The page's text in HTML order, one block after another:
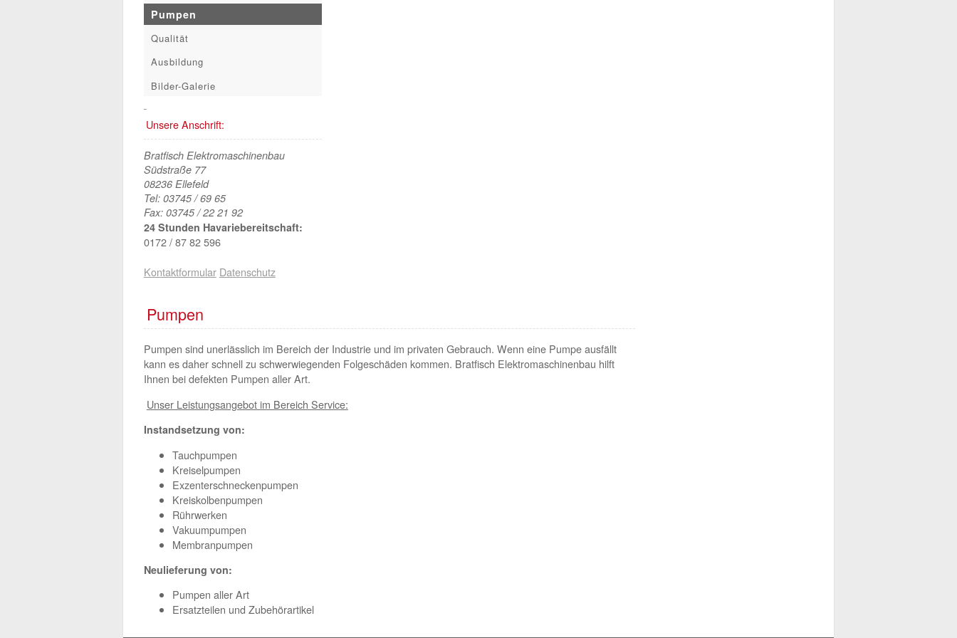
Pumpen
Qualität
Ausbildung
Bilder-Galerie
Unsere Anschrift:
Bratfisch Elektromaschinenbau
Südstraße 77
08236 Ellefeld
Tel: 03745 / 69 65
Fax: 03745 / 22 21 92
24 Stunden Havariebereitschaft:
0172 / 87 82 596
Kontaktformular Datenschutz
Pumpen
Pumpen sind unerlässlich im Bereich der Industrie und im privaten Gebrauch. Wenn eine Pumpe ausfällt
kann es daher schnell zu schwerwiegenden Folgeschäden kommen. Bratfisch Elektromaschinenbau hilft
Ihnen bei defekten Pumpen aller Art.
Unser Leistungsangebot im Bereich Service:
Instandsetzung von:
Tauchpumpen
Kreiselpumpen
Exzenterschneckenpumpen
Kreiskolbenpumpen
Rührwerken
Vakuumpumpen
Membranpumpen
Neulieferung von:
Pumpen aller Art
Ersatzteilen und Zubehörartikel